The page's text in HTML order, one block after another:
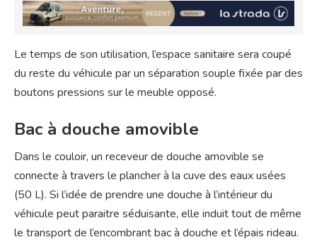
Le temps de son utilisation, l’espace sanitaire sera coupé
du reste du véhicule par un séparation souple fixée par des
boutons pressions sur le meuble opposé.
Bac à douche amovible
Dans le couloir, un receveur de douche amovible se
connecte à travers le plancher à la cuve des eaux usées
(50 L). Si l’idée de prendre une douche à l’intérieur du
véhicule peut paraitre séduisante, elle induit tout de même
le transport de l’encombrant bac à douche et l’épais rideau.